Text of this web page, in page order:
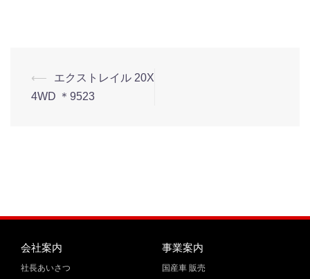
⟵
エクストレイル 20X
4WD ＊9523
会社案内
社長あいさつ
事業案内
国産車 販売